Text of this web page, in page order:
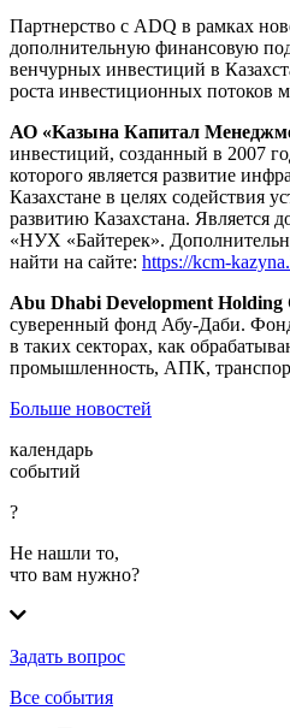
Партнерство с ADQ в рамках
дополнительную финансовую
венчурных инвестиций в
роста инвестиционных потоков
АО «Kазына Капитал
инвестиций, созданный в 2007
которого является развитие
Казахстане в целях содействия
развитию Казахстана. Является
«НУХ «Байтерек».
найти на сайте: https://kcm-
Abu Dhabi Development
суверенный фонд Абу-Даби.
в таких секторах, как
промышленность, АПК,
Больше новостей
календарь
событий
?
Не нашли то,
что вам нужно?
Задать вопрос
Все события